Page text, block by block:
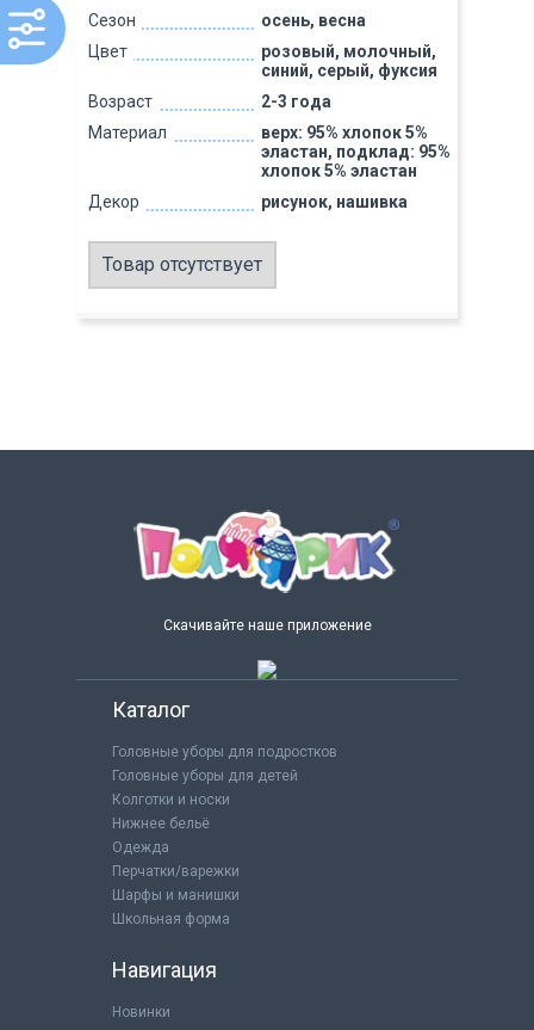
Сезон
осень, весна
Цвет
розовый, молочный,
синий, серый, фуксия
Возраст
2-3 года
Материал
верх: 95% хлопок 5%
эластан, подклад: 95%
хлопок 5% эластан
Декор
рисунок, нашивка
Товар отсутствует
Скачивайте наше приложение
Каталог
Головные уборы для подростков
Головные уборы для детей
Колготки и носки
Нижнее бельё
Одежда
Перчатки/варежки
Шарфы и манишки
Школьная форма
Навигация
Новинки